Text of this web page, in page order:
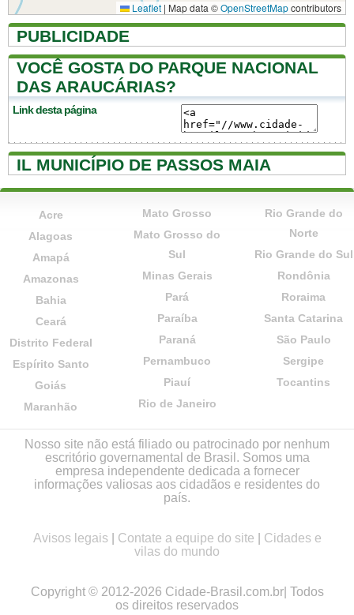
Leaflet | Map data ©OpenStreetMapcontributors
PUBLICIDADE
VOCÊ GOSTA DO PARQUE NACIONAL
DAS ARAUCÁRIAS?
Link desta página
IL MUNICÍPIO DE PASSOS MAIA
Acre
Alagoas
Amapá
Amazonas
Bahia
Ceará
Distrito Federal
Espírito Santo
Goiás
Maranhão
Mato Grosso
Mato Grosso do
Sul
Minas Gerais
Pará
Paraíba
Paraná
Pernambuco
Piauí
Rio de Janeiro
Rio Grande do
Norte
Rio Grande do Sul
Rondônia
Roraima
Santa Catarina
São Paulo
Sergipe
Tocantins
Nosso site não está filiado ou patrocinado por nenhum
escritório governamental de Brasil. Somos uma
empresa independente dedicada a fornecer
informações valiosas aos cidadãos e residentes do
país.
Avisos legais Contate a equipe do site
Cidades e
vilas do mundo
Copyright © 2012-2026 Cidade-Brasil.com.br| Todos
os direitos reservados